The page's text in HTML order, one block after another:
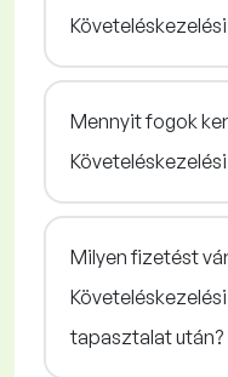
Mennyit fogok
Milyen fizetést
tapasztalat után?